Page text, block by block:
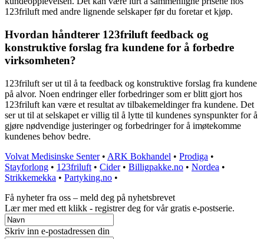
123friluft med andre lignende selskaper før du foretar et kjøp.
Hvordan håndterer 123friluft feedback og
konstruktive forslag fra kundene for å forbedre
virksomheten?
123friluft ser ut til å ta feedback og konstruktive forslag fra kundene
på alvor. Noen endringer eller forbedringer som er blitt gjort hos
123friluft kan være et resultat av tilbakemeldinger fra kundene. Det
ser ut til at selskapet er villig til å lytte til kundenes synspunkter for å
gjøre nødvendige justeringer og forbedringer for å imøtekomme
kundenes behov bedre.
Volvat Medisinske Senter• ARK Bokhandel • Prodiga •
Stayforlong • 123friluft • Cider• Billigpakke.no • Nordea •
Strikkemekka • Partyking.no •
Få nyheter fra oss – meld deg på nyhetsbrevet
Lær mer med ett klikk - registrer deg for vår gratis e-postserie.
Skriv inn e-postadressen din